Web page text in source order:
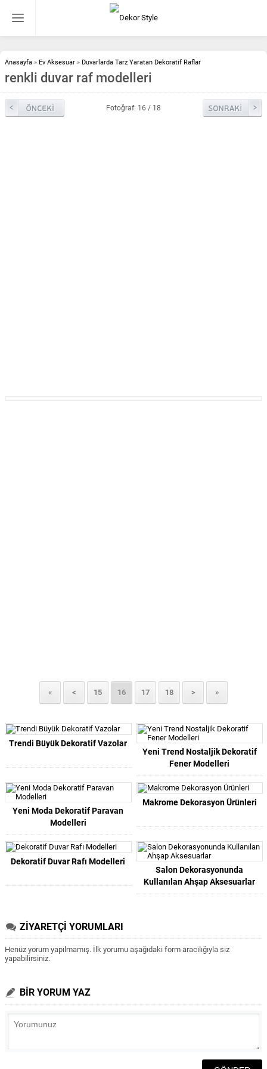
Anasayfa » Ev Aksesuar » Duvarlarda Tarz Yaratan Dekoratif Raflar
renkli duvar raf modelleri
Fotoğraf: 16 / 18
« < 15 16 17 18 > »
Trendi Büyük Dekoratif Vazolar
Yeni Trend Nostaljik Dekoratif
Fener Modelleri
Yeni Moda Dekoratif Paravan
Modelleri
Makrome Dekorasyon Ürünleri
Dekoratif Duvar Rafı Modelleri
Salon Dekorasyonunda
Kullanılan Ahşap Aksesuarlar
ZİYARETÇİ YORUMLARI
Henüz yorum yapılmamış. İlk yorumu aşağıdaki form aracılığıyla siz
yapabilirsiniz.
BİR YORUM YAZ